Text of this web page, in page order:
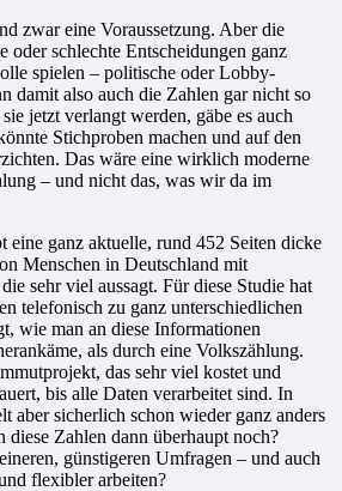
zwar eine Voraussetzung. Aber die
oder schlechte Entscheidungen ganz
spielen – politische oder Lobby-
damit also auch die Zahlen gar nicht so
jetzt verlangt werden, gäbe es auch
Stichproben machen und auf den
Das wäre eine wirklich moderne
– und nicht das, was wir da im
eine ganz aktuelle, rund 452 Seiten dicke
Menschen in Deutschland mit
sehr viel aussagt. Für diese Studie hat
telefonisch zu ganz unterschiedlichen
wie man an diese Informationen
als durch eine Volkszählung.
das sehr viel kostet und
bis alle Daten verarbeitet sind. In
aber sicherlich schon wieder ganz anders
diese Zahlen dann überhaupt noch?
günstigeren Umfragen – und auch
flexibler arbeiten?